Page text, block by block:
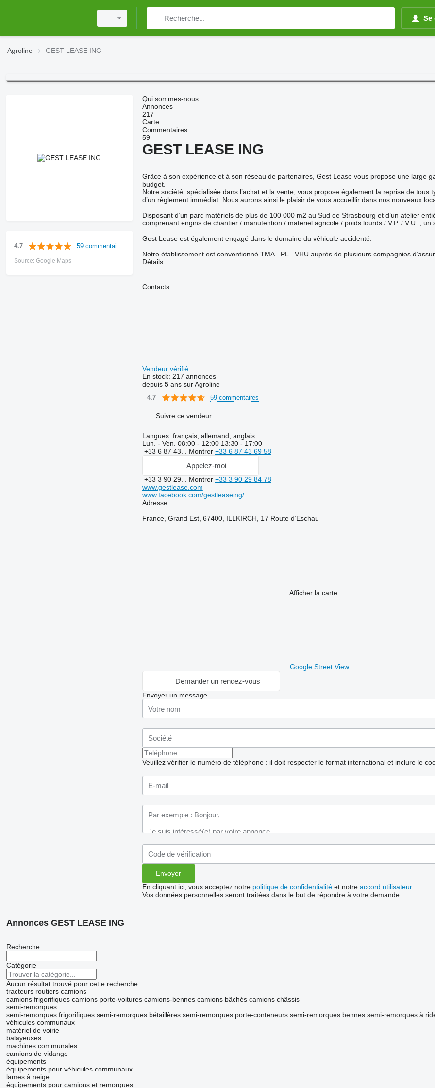
Se
Agroline GEST LEASE ING
4.7
Source: Google Maps
Qui sommes-nous
Annonces
217
Carte
Commentaires
59
GEST LEASE ING
Grâce à son expérience et à son réseau de partenaires, Gest Lease vous propose une large
budget.
Notre société, spécialisée dans l’achat et la vente, vous propose également la reprise de
d’un règlement immédiat. Nous aurons ainsi le plaisir de vous accueillir dans nos nouveaux
Disposant d’un parc matériels de plus de 100 000 m2 au Sud de Strasbourg et d’un atelier
comprenant engins de chantier / manutention / matériel agricole / poids lourds / V.P. / V.U. ; un
Gest Lease est également engagé dans le domaine du véhicule accidenté.
Notre établissement est conventionné TMA - PL - VHU auprès de plusieurs compagnies
Détails
Contacts
Vendeur vérifié
En stock: 217 annonces
depuis 5ans sur Agroline
4.7 59 commentaires
Suivre ce vendeur
Langues: français, allemand, anglais
Lun. - Ven. 08:00 - 12:00 13:30 - 17:00
+33 6 87 43... Montrer +33 6 87 43 69 58
Appelez-moi
+33 3 90 29... Montrer +33 3 90 29 84 78
www.gestlease.com
www.facebook.com/gestleaseing/
Adresse
France, Grand Est, 67400, ILLKIRCH, 17 Route d’Eschau
Afficher la carte
Google Street View
Demander un rendez-vous
Envoyer un message
Veuillez vérifier le numéro de téléphone : il doit respecter le format international et inclure le
En cliquant ici, vous acceptez notre politique de confidentialitéet notre accord utilisateur.
Vos données personnelles seront traitées dans le but de répondre à votre demande.
Annonces GEST LEASE ING
Recherche
Catégorie
Aucun résultat trouvé pour cette recherche
tracteurs routiers camions
camions frigorifiques camions porte-voitures camions-bennes camions bâchés camions châssis
semi-remorques
semi-remorques frigorifiques semi-remorques bétaillères semi-remorques porte-conteneurs semi-remorques bennes semi-remorques à
véhicules communaux
matériel de voirie
balayeuses
machines communales
camions de vidange
équipements
équipements pour véhicules communaux
lames à neige
équipements pour camions et remorques